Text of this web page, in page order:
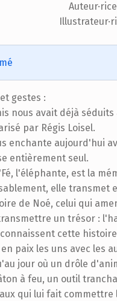
gestes :
nous avait déjà
par Régis Loisel.
enchante aujourd'hui
entièrement seul.
l'éléphante, est la
elle transmet
de Noé, celui qui
un trésor :
connaissent cette
paix les uns avec les
jour où un drôle
à feu, un outil
qui lui fait